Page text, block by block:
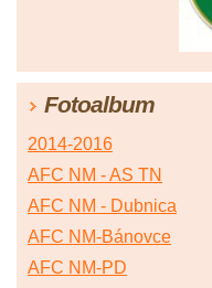
Fotoalbum
2014-2016
AFC NM - AS TN
AFC NM - Dubnica
AFC NM-Bánovce
AFC NM-PD